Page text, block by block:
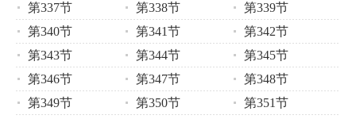
第337节
第338节
第339节
第340节
第341节
第342节
第343节
第344节
第345节
第346节
第347节
第348节
第349节
第350节
第351节